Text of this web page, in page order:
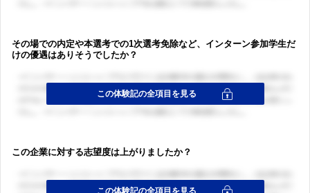
その場での内定や本選考での1次選考免除など、インターン参加学生だ
けの優遇はありそうでしたか？
この企業に対する志望度は上がりましたか？